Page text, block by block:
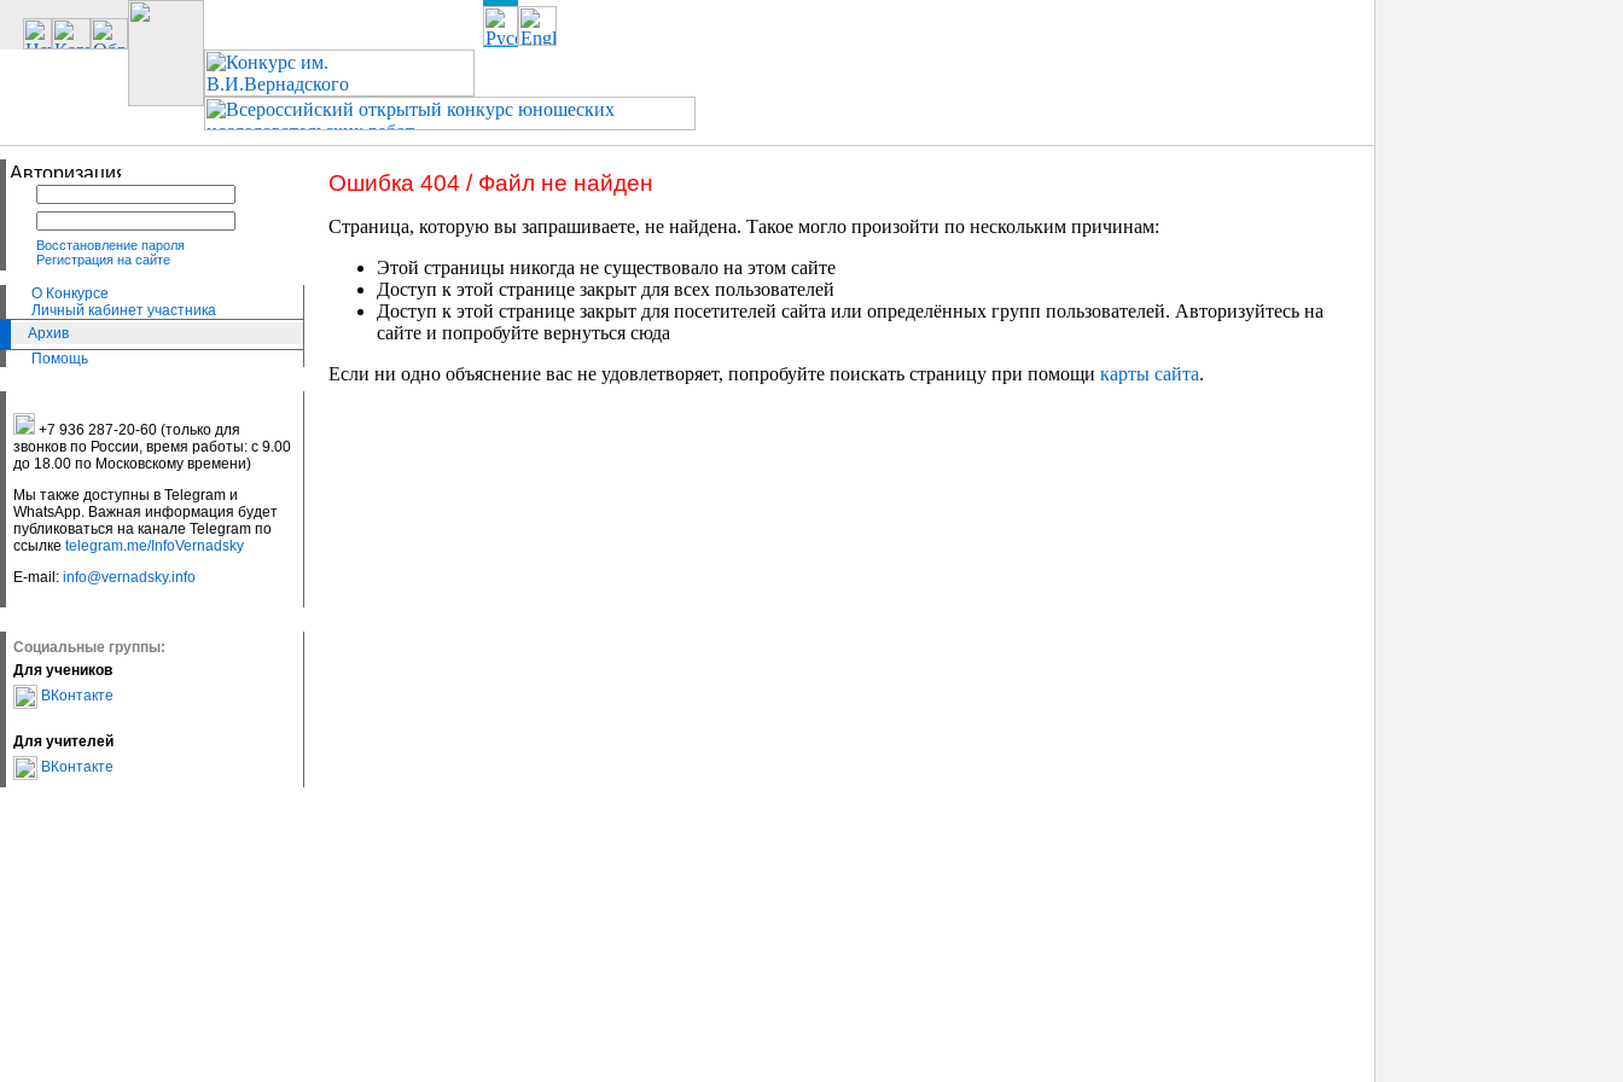
Восстановление пароля
Регистрация на сайте
О Конкурсе
Личный кабинет участника
Архив
Помощь
+7 936 287-20-60 (только для
звонков по России, время работы: с 9.00
до 18.00 по Московскому времени)
Мы также доступны в Telegram и
WhatsApp. Важная информация будет
публиковаться на канале Telegram по
ссылке telegram.me/InfoVernadsky
E-mail: info@vernadsky.info
Социальные группы:
Для учеников
ВКонтакте
Для учителей
ВКонтакте
Ошибка 404 / Файл не найден
Страница, которую вы запрашиваете, не найдена. Такое могло произойти по нескольким причинам:
Этой страницы никогда не существовало на этом сайте
Доступ к этой странице закрыт для всех пользователей
Доступ к этой странице закрыт для посетителей сайта или определённых групп пользователей. Авторизуйтесь на
сайте и попробуйте вернуться сюда
Если ни одно объяснение вас не удовлетворяет, попробуйте поискать страницу при помощи карты сайта.